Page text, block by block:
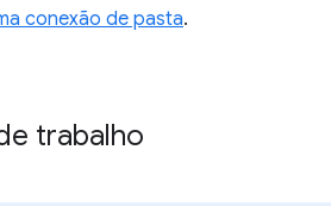
conexão de pasta.
trabalho